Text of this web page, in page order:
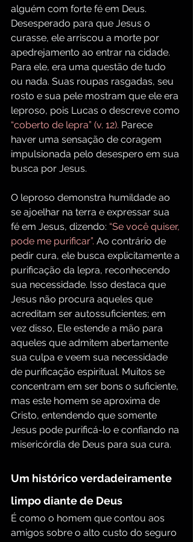
alguém com forte fé em Deus.
Desesperado para que Jesus o
curasse, ele arriscou a morte por
apedrejamento ao entrar na cidade.
Para ele, era uma questão de tudo
ou nada. Suas roupas rasgadas, seu
rosto e sua pele mostram que ele era
leproso, pois Lucas o descreve como
“coberto de lepra” (v. 12). Parece
haver uma sensação de coragem
impulsionada pelo desespero em sua
busca por Jesus.
O leproso demonstra humildade ao
se ajoelhar na terra e expressar sua
fé em Jesus, dizendo: “Se você quiser,
pode me purificar”. Ao contrário de
pedir cura, ele busca explicitamente a
purificação da lepra, reconhecendo
sua necessidade. Isso destaca que
Jesus não procura aqueles que
acreditam ser autossuficientes; em
vez disso, Ele estende a mão para
aqueles que admitem abertamente
sua culpa e veem sua necessidade
de purificação espiritual. Muitos se
concentram em ser bons o suficiente,
mas este homem se aproxima de
Cristo, entendendo que somente
Jesus pode purificá-lo e confiando na
misericórdia de Deus para sua cura.
Um histórico verdadeiramente
limpo diante de Deus
É como o homem que contou aos
amigos sobre o alto custo do seguro